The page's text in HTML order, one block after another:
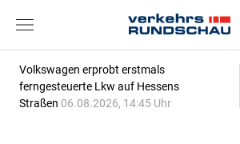
Volkswagen erprobt erstmals
ferngesteuerte Lkw auf Hessens
Straßen 06.08.2026, 14:45 Uhr